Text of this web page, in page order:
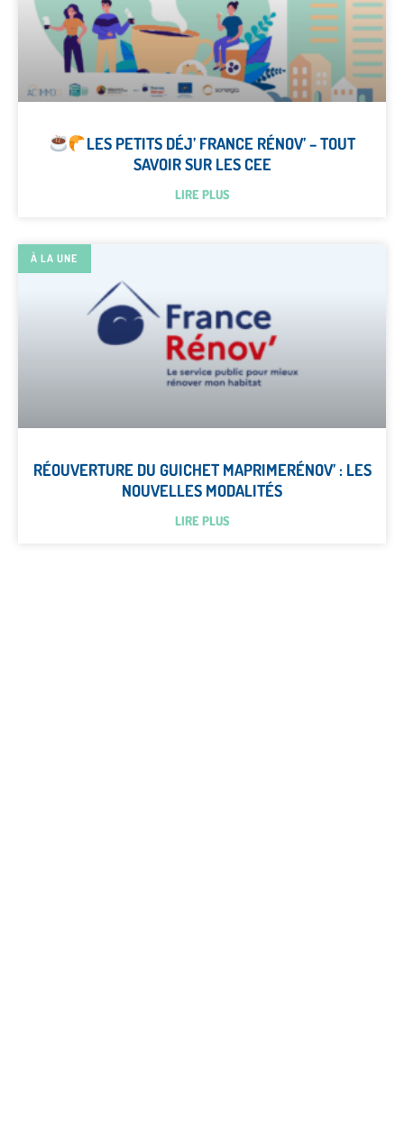
LES PETITS DÉJ’ FRANCE RÉNOV’ – TOUT
SAVOIR SUR LES CEE
LIRE PLUS
À LA UNE
RÉOUVERTURE DU GUICHET MAPRIMERÉNOV’ : LES
NOUVELLES MODALITÉS
LIRE PLUS